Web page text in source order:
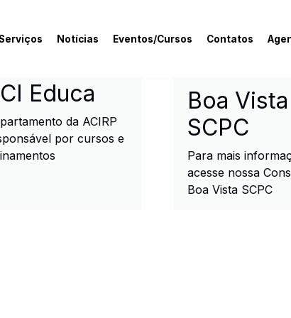
Notícias Eventos/Cursos Contatos
e Industrial
Educa
da ACIRP
por cursos e
Boa Vista
SCPC
Para mais
acesse nossa
Boa Vista SCPC